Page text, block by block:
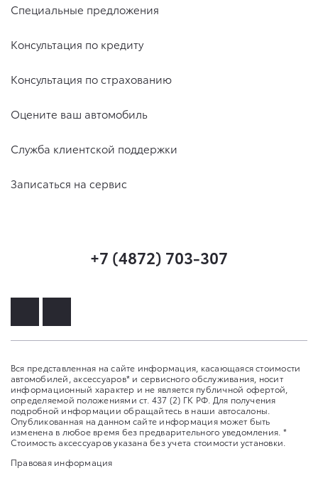
Специальные предложения
Консультация по кредиту
Консультация по страхованию
Оцените ваш автомобиль
Служба клиентской поддержки
Записаться на сервис
+7 (4872) 703-307
Вся представленная на сайте информация, касающаяся стоимости
автомобилей, аксессуаров* и сервисного обслуживания, носит
информационный характер и не является публичной офертой,
определяемой положениями ст. 437 (2) ГК РФ. Для получения
подробной информации обращайтесь в наши автосалоны.
Опубликованная на данном сайте информация может быть
изменена в любое время без предварительного уведомления. *
Стоимость аксессуаров указана без учета стоимости установки.
Правовая информация